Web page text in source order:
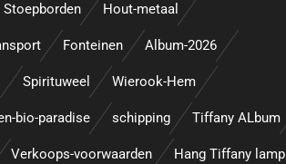
Stoepborden Hout-metaal
Fonteinen Album-2026
Spirituweel Wierook-Hem
bio-paradise schipping Tiffany ALbum
Verkoops-voorwaarden Hang Tiffany lamp